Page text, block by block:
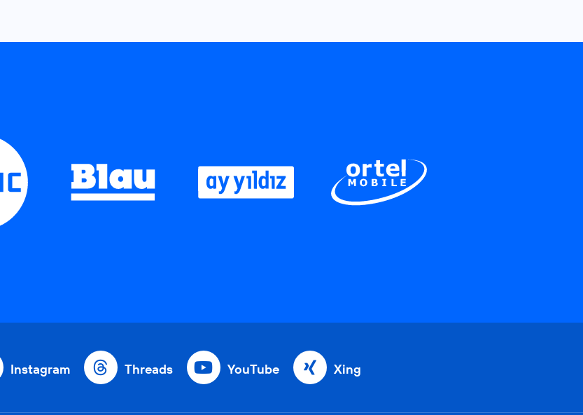
Instagram Threads YouTube Xing